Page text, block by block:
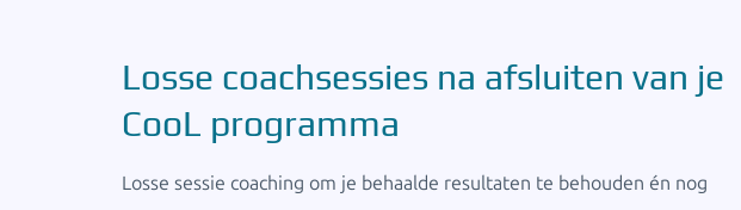
Losse coachsessies na afsluiten van je
CooL programma
Losse sessie coaching om je behaalde resultaten te behouden én nog